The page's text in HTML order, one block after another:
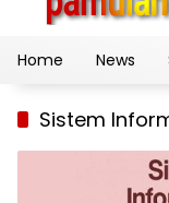
Home News
Sistem